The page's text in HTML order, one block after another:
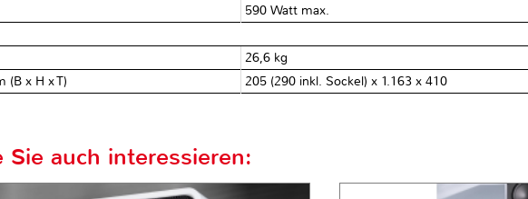
590 Watt max.
26,6 kg
(B x H x T)
205 (290 inkl. Sockel) x 1.163 x 410
Sie auch interessieren: